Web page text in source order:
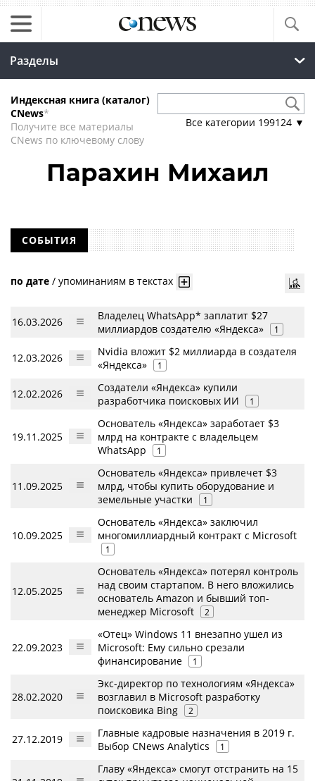
Разделы
Индексная книга (каталог)
CNews*
Получите все материалы
CNews по ключевому слову
Все категории 199124 ▼
Парахин Михаил
СОБЫТИЯ
по дате / упоминаниям в текстах
16.03.2026
Владелец WhatsApp* заплатит $27
миллиардов создателю «Яндекса»
1
12.03.2026
Nvidia вложит $2 миллиарда в создателя
«Яндекса»
1
12.02.2026
Создатели «Яндекса» купили
разработчика поисковых ИИ
1
19.11.2025
Основатель «Яндекса» заработает $3
млрд на контракте с владельцем
WhatsApp
1
11.09.2025
Основатель «Яндекса» привлечет $3
млрд, чтобы купить оборудование и
земельные участки
1
10.09.2025
Основатель «Яндекса» заключил
многомиллиардный контракт с Microsoft
1
12.05.2025
Основатель «Яндекса» потерял контроль
над своим стартапом. В него вложились
основатель Amazon и бывший топ-
менеджер Microsoft
2
22.09.2023
«Отец» Windows 11 внезапно ушел из
Microsoft: Ему сильно срезали
финансирование
1
28.02.2020
Экс-директор по технологиям «Яндекса»
возглавил в Microsoft разработку
поисковика Bing
2
27.12.2019
Главные кадровые назначения в 2019 г.
Выбор CNews Analytics
1
Главу «Яндекса» смогут отстранить на 15